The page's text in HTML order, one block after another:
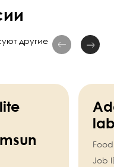
другие
Job